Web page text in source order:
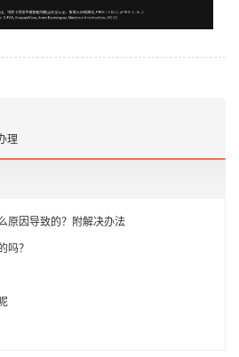
理
原因导致的？附解决办法
吗？